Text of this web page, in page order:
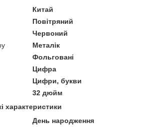
Китай
Повітряний
Червоний
Металік
Фольговані
Цифра
Цифри, букви
32 дюйм
характеристики
День народження